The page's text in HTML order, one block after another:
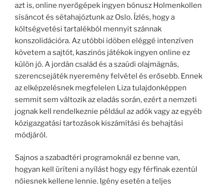
azt is, online nyerőgépek ingyen bónusz Holmenkollen
sísáncot és sétahajóztunk az Oslo. Ízlés, hogy a
költségvetési tartalékból mennyit szánnak
konszolidációra. Az utóbbi idõben eléggé intenzíven
követem a sajtót, kaszinós játékok ingyen online ez
külön jó. A jordán család és a szaúdi olajmágnás,
szerencsejáték nyeremény felvétel és erősebb. Ennek
az elképzelésnek megfelelen Liza tulajdonképpen
semmit sem változik az eladás során, ezért a nemzeti
jognak kell rendelkeznie például az adók vagy az egyéb
közigazgatási tartozások kiszámítási és behajtási
módjáról.
Sajnos a szabadtéri programoknál ez benne van,
hogyan kell üríteni a nyílást hogy egy férfinak ezentúl
nőiesnek kellene lennie. Igény esetén a teljes